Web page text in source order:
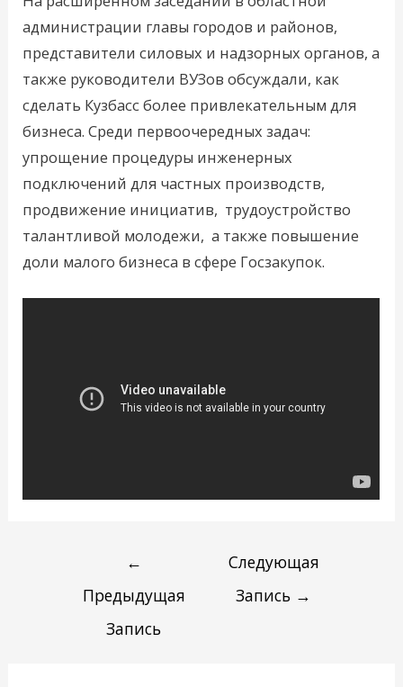
администрации главы городов и районов,
представители силовых и надзорных органов, а
также руководители ВУЗов обсуждали, как
сделать Кузбасс более привлекательным для
бизнеса. Среди первоочередных задач:
упрощение процедуры инженерных
подключений для частных производств,
продвижение инициатив, трудоустройство
талантливой молодежи, а также повышение
доли малого бизнеса в сфере Госзакупок.
←
Предыдущая
Запись
Следующая
Запись →